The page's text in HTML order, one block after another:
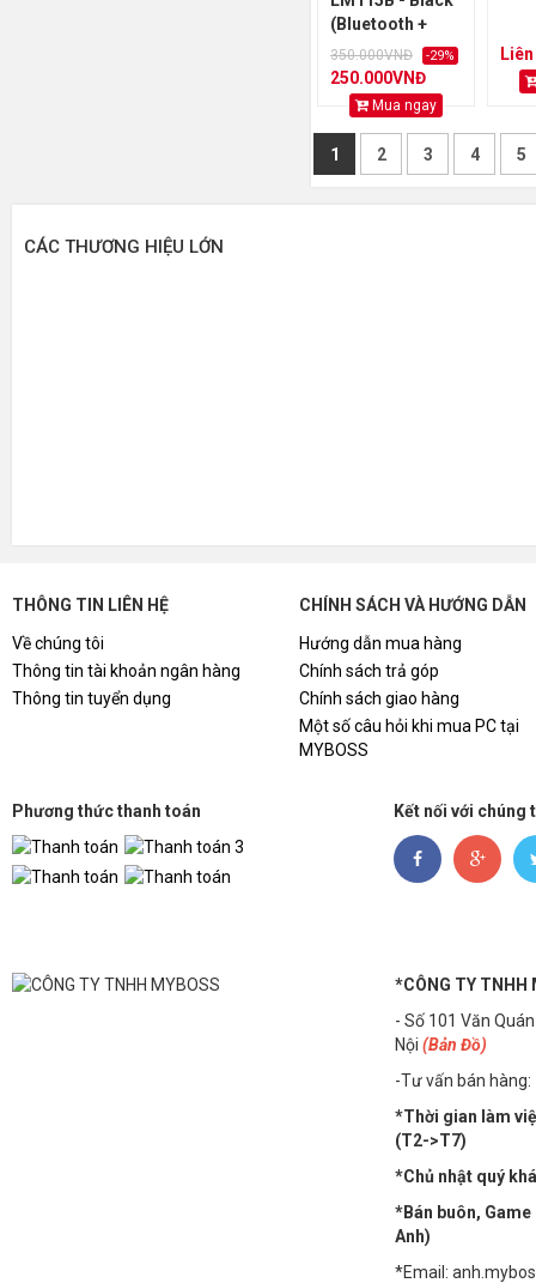
(Bluetooth +
Wireless
2.4Ghz)
350.000VNĐ -29%
250.000VNĐ
Mua ngay
1 2 3 4 5
CÁC THƯƠNG HIỆU LỚN
THÔNG TIN LIÊN HỆ
Về chúng tôi
Thông tin tài khoản ngân hàng
Thông tin tuyển dụng
CHÍNH SÁCH VÀ HƯỚNG DẪN
Hướng dẫn mua hàng
Chính sách trả góp
Chính sách giao hàng
Một số câu hỏi khi mua PC tại
MYBOSS
Phương thức thanh toán Kết nối với chúng
*CÔNG TY TNHH
- Số 101 Văn
Nội (Bản Đồ)
-Tư vấn bán hàng:
*Thời gian làm
(T2->T7)
*Chủ nhật quý
*Bán buôn, Game
Anh)
*Email: